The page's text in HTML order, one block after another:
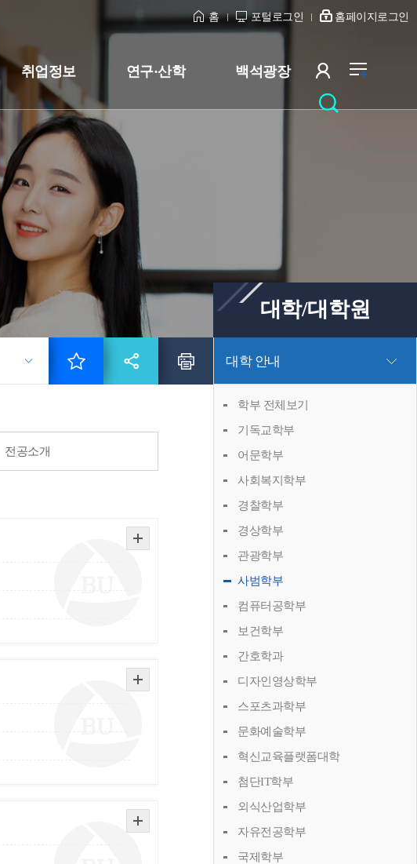
홈 포털로그인 홈페이지로그인
취업정보 연구·산학 백석광장
대학/대학원
대학 안내
학부 전체보기
기독교학부
어문학부
사회복지학부
경찰학부
경상학부
관광학부
사범학부
컴퓨터공학부
보건학부
간호학과
디자인영상학부
스포츠과학부
문화예술학부
혁신교육플랫폼대학
첨단IT학부
외식산업학부
자유전공학부
국제학부
전공소개